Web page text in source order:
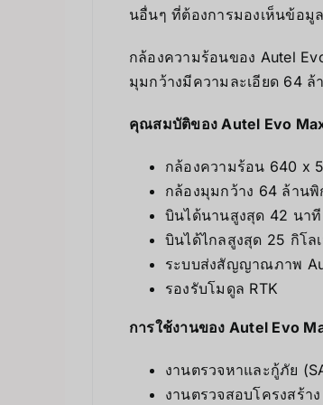
นอื่นๆ ที่ต้องการมองเห็นข้อมู
กล้องความร้อนของ Autel
มุมกว้างมีความละเอียด 64
คุณสมบัติของ Autel Evo
กล้องความร้อน 640 x
กล้องมุมกว้าง 64 ล้านพิ
บินได้นานสูงสุด 42 นาที
บินได้ไกลสูงสุด 25 กิโล
ระบบส่งสัญญาณภาพ
รองรับโมดูล RTK
การใช้งานของ Autel Evo
งานตรวจหาและกู้ภัย
งานตรวจสอบโครงสร้าง